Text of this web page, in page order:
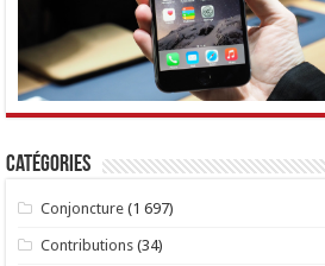
Catégories
Conjoncture (1 697)
Contributions (34)